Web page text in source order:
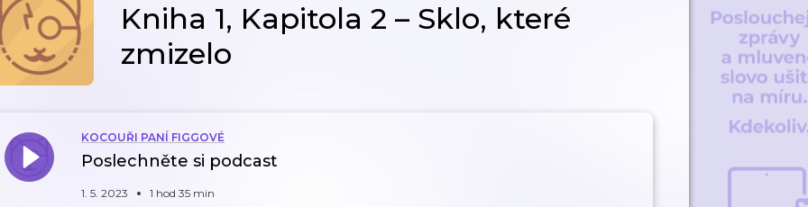
Kniha 1, Kapitola 2 – Sklo, které
zmizelo
KOCOUŘI PANÍ FIGGOVÉ
Poslechněte si podcast
1. 5. 2023 1 hod 35 min